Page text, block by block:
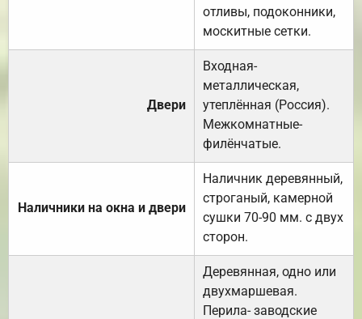
отливы, подоконники,
москитные сетки.
Двери
Входная-
металлическая,
утеплённая (Россия).
Межкомнатные-
филёнчатые.
Наличники на окна и двери
Наличник деревянный,
строганый, камерной
сушки 70-90 мм. с двух
сторон.
Деревянная, одно или
двухмаршевая.
Перила- заводские